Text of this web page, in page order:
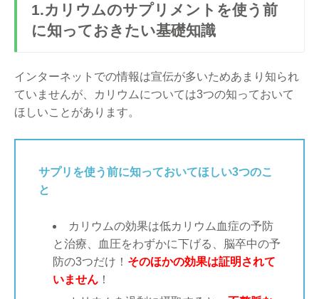
1.カリウムのサプリメントを使う前
に知っておきたい基礎知識
インターネットでの情報は宣伝が多いためあまり知られ
ていませんが、カリウムについては3つの知っておいて
ほしいことがあります。
サプリを使う前に知っておいてほしい3つのこ
と
カリウムの効果は低カリウム血症の予防
と治療、血圧をわずかに下げる、脳卒中の予
防の3つだけ！ そのほかの効果は証明されて
いません ！